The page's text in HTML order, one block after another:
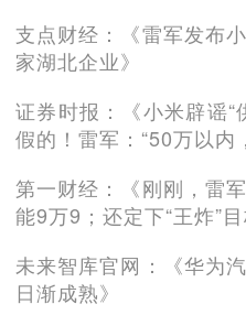
支点财经：《雷军发布
家湖北企业》
证券时报：《小米辟谣“
假的！雷军：“50万以内
第一财经：《刚刚，雷
能9万9；还定下“王炸”目
未来智库官网：《华为
日渐成熟》